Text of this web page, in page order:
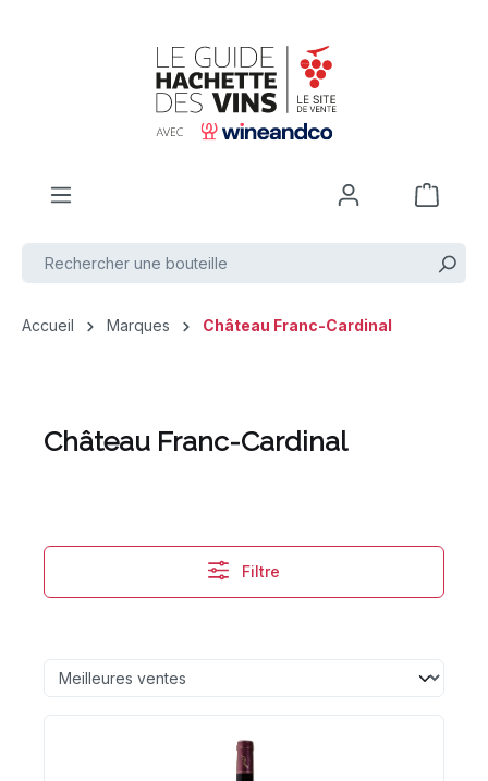
Accueil Marques Château Franc-Cardinal
Château Franc-Cardinal
Filtre